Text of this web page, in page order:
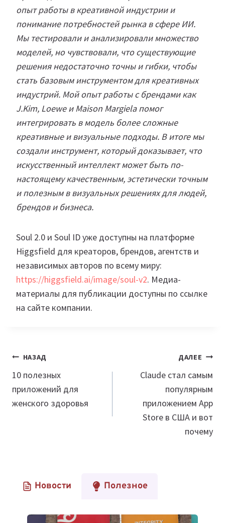
опыт работы в креативной индустрии и
понимание потребностей рынка в сфере ИИ.
Мы тестировали и анализировали множество
моделей, но чувствовали, что существующие
решения недостаточно точны и гибки, чтобы
стать базовым инструментом для креативных
индустрий. Мой опыт работы с брендами как
J.Kim, Loewe и Maison Margiela помог
интегрировать в модель более сложные
креативные и визуальные подходы. В итоге мы
создали инструмент, который доказывает, что
искусственный интеллект может быть по-
настоящему качественным, эстетически точным
и полезным в визуальных решениях для людей,
брендов и бизнеса.
Soul 2.0 и Soul ID уже доступны на платформе
Higgsfield для креаторов, брендов, агентств и
независимых авторов по всему миру:
https://higgsfield.ai/image/soul-v2. Медиа-
материалы для публикации доступны по ссылке
на сайте компании.
Навигация
по
записям
НАЗАД
10 полезных
приложений для
женского здоровья
ДАЛЕЕ
Claude стал самым
популярным
приложением App
Store в США и вот
почему
Новости Полезное